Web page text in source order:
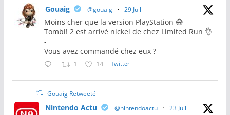
Gouaig @gouaig · 29 Juil
Moins cher que la version PlayStation 😅
Tombi! 2 est arrivé nickel de chez Limited Run 👌
-
Vous avez commandé chez eux ?
1 14 Twitter
Gouaig Retweeté
Nintendo Actu @nintendoactu · 23 Juil